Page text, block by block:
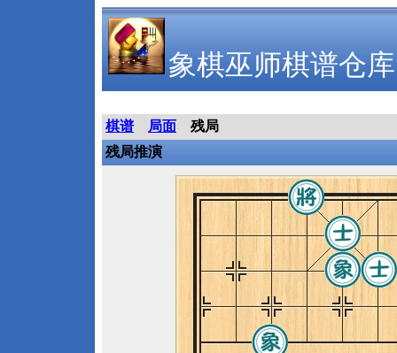
象棋巫师棋谱仓库
棋谱 局面
残局
残局推演